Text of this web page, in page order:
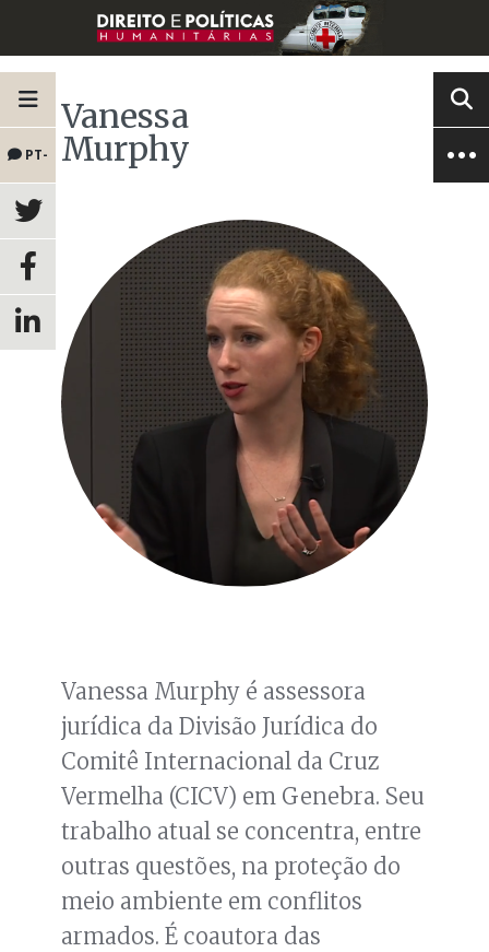
PT-
BR
Vanessa
Murphy
Vanessa Murphy é assessora
jurídica da Divisão Jurídica do
Comitê Internacional da Cruz
Vermelha (CICV) em Genebra. Seu
trabalho atual se concentra, entre
outras questões, na proteção do
meio ambiente em conflitos
armados. É coautora das